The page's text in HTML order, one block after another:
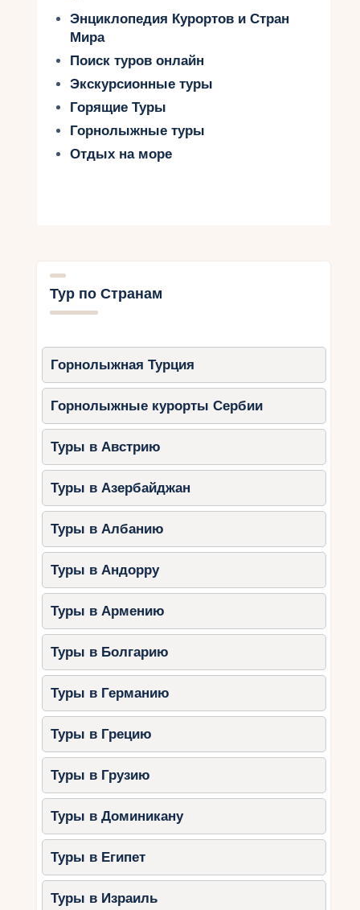
Энциклопедия Курортов и Стран
Мира
Поиск туров онлайн
Экскурсионные туры
Горящие Туры
Горнолыжные туры
Отдых на море
Тур по Странам
Горнолыжная Турция
Горнолыжные курорты Сербии
Туры в Австрию
Туры в Азербайджан
Туры в Албанию
Туры в Андорру
Туры в Армению
Туры в Болгарию
Туры в Германию
Туры в Грецию
Туры в Грузию
Туры в Доминикану
Туры в Египет
Туры в Израиль